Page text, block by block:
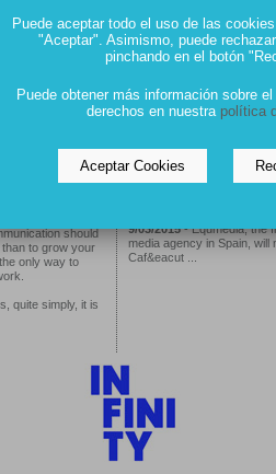
Innovative
Solutions
should
to grow your
only way to
quite simply, it is
9/03/2015- Equmedia, the
media agency in Spain, will
Caf&eacut ...
Puede aceptar todo el uso de las
"Aceptar". Asimismo, puede
pinchando en el botón
Puede obtener más información sobre
derechos en nuestra política
Aceptar Cookies